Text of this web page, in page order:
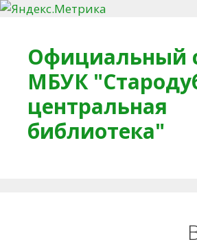
Официальный
МБУК
центральная
библиотека"